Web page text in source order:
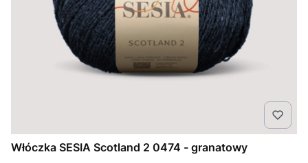
Włóczka SESIA Scotland 2 0474 - granatowy